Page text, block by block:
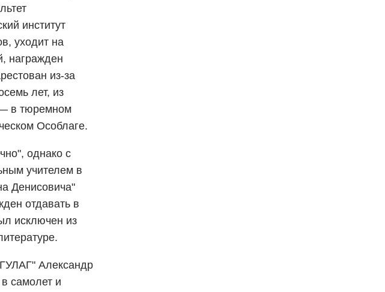
институт
уходит на
награжден
из-за
лет, из
— в тюремном
Особлаге.
однако с
учителем в
Денисовича"
отдавать в
исключен из
Александр
самолет и